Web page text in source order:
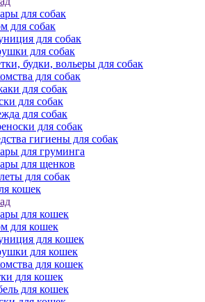
для собак
для собак
для собак
для собак
будки, вольеры для собак
для собак
для собак
для собак
для собак
для собак
гигиены для собак
для груминга
для щенков
для собак
кошек
для кошек
для кошек
для кошек
для кошек
для кошек
для кошек
для кошек